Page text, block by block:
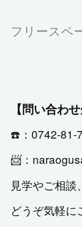
フリースペ
【問い合わせ
☎️：0742-81-
📨：
見学やご相談
どうぞ気軽に